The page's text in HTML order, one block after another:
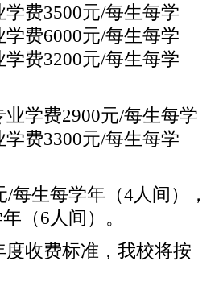
费3500元/每生每学
费6000元/每生每学
费3200元/每生每学
学费2900元/每生每学
费3300元/每生每学
每生每学年（4人间），
（6人间）。
收费标准，我校将按